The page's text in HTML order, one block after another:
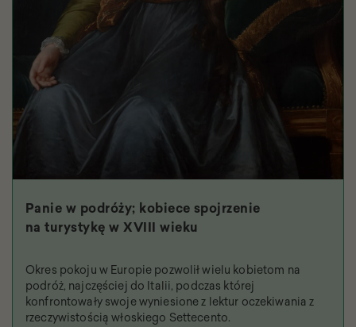
Panie w podróży; kobiece spojrzenie
na turystykę w XVIII wieku
Okres pokoju w Europie pozwolił wielu kobietom na
podróż, najczęściej do Italii, podczas której
konfrontowały swoje wyniesione z lektur oczekiwania z
rzeczywistością włoskiego Settecento.